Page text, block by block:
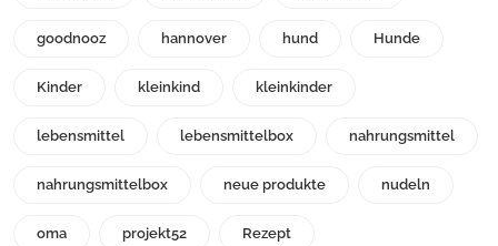
goodnooz hannover hund Hunde
Kinder kleinkind kleinkinder
lebensmittel lebensmittelbox nahrungsmittel
nahrungsmittelbox neue produkte nudeln
oma projekt52 Rezept